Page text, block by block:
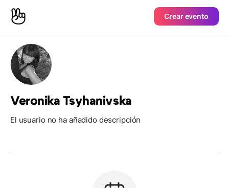
Crear evento
Veronika Tsyhanivska
El usuario no ha añadido descripción